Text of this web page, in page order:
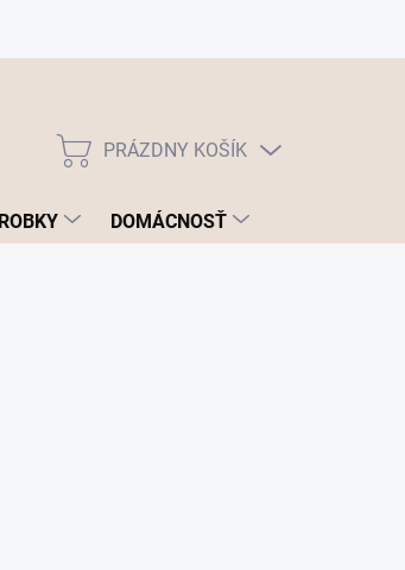
NÁKUPNÝ
PRÁZDNY KOŠÍK
DOMÁCNOSŤ